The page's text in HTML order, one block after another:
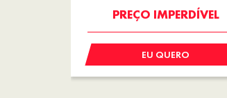
OPORTUNIDADE
EU QUERO